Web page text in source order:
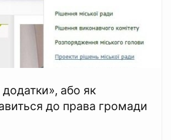
додатки», або як
до права громади